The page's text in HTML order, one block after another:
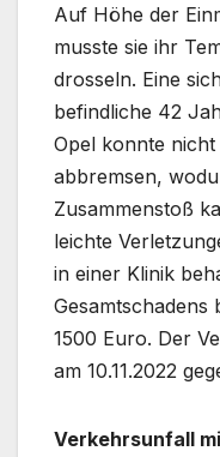
Auf Höhe der
musste sie ihr
drosseln. Eine
befindliche 42
Opel konnte
abbremsen,
Zusammenstoß
leichte
in einer Klinik
1500 Euro. Der
am 10.11.2022
Verkehrsunfall